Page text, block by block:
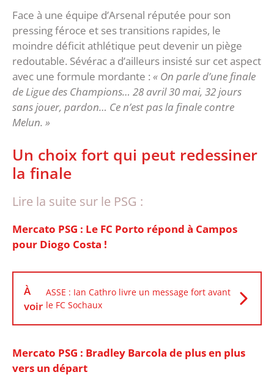
Face à une équipe d’Arsenal réputée pour son
pressing féroce et ses transitions rapides, le
moindre déficit athlétique peut devenir un piège
redoutable. Sévérac a d’ailleurs insisté sur cet aspect
avec une formule mordante : « On parle d’une finale
de Ligue des Champions… 28 avril 30 mai, 32 jours
sans jouer, pardon… Ce n’est pas la finale contre
Melun. »
‎Un choix fort qui peut redessiner
la finale
Lire la suite sur le PSG :
Mercato PSG : Le FC Porto répond à Campos
pour Diogo Costa !
À
voir
ASSE : Ian Cathro livre un message fort avant
le FC Sochaux
Mercato PSG : Bradley Barcola de plus en plus
vers un départ